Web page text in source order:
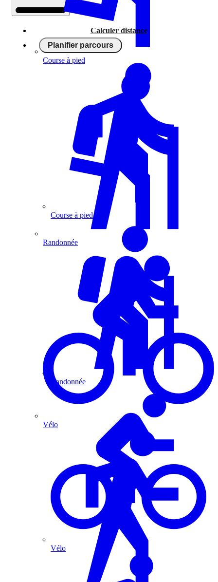
Calculer distance
Planifier parcours
Course à pied
Randonnée
Vélo
Course à pied
Randonnée
Vélo